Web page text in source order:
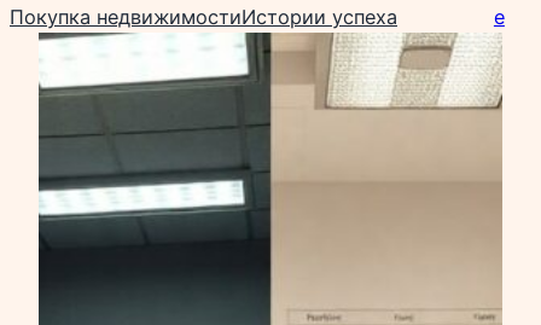
Покупка недвижимостиИстории успеха
е